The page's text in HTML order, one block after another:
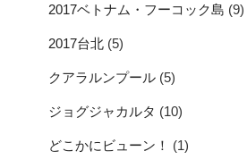
2017ベトナム・フーコック島 (9)
2017台北 (5)
クアラルンプール (5)
ジョグジャカルタ (10)
どこかにビューン！ (1)